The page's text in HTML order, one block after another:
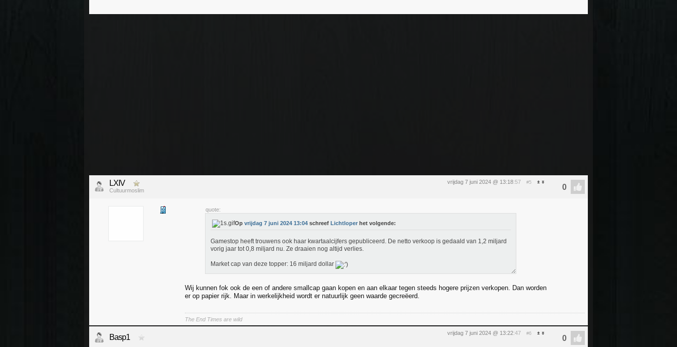
vrijdag 7 juni 2024 @ 13:18:57 #5
LXIV
Cultuurmoslim
quote:
Op vrijdag 7 juni 2024 13:04 schreef Lichtloper het volgende:
Gamestop heeft trouwens ook haar kwartaalcijfers gepubliceerd. De netto verkoop is gedaald van 1,2 miljard
vorig jaar tot 0,8 miljard nu. Ze draaien nog altijd verlies.
Market cap van deze topper: 16 miljard dollar
Wij kunnen fok ook de een of andere smallcap gaan kopen en aan elkaar tegen steeds hogere prijzen verkopen. Dan worden
er op papier rijk. Maar in werkelijkheid wordt er natuurlijk geen waarde gecreëerd.
The End Times are wild
vrijdag 7 juni 2024 @ 13:22:47 #6
Basp1